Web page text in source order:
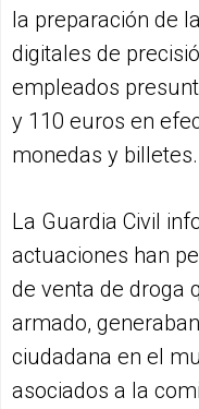
la preparación de
digitales de
empleados
y 110 euros en
monedas y billetes.
La Guardia Civil
actuaciones han
de venta de droga
armado,
ciudadana en el
asociados a la